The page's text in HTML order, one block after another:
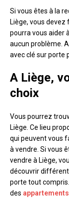
Si vous êtes à la
Liège, vous
pourra vous aider
aucun problème.
avec clé sur porte
A Liège,
choix
Vous pourrez
Liège. Ce lieu
qui peuvent vous
à vendre. Si vous
vendre à Liège,
découvrir
porte tout
des